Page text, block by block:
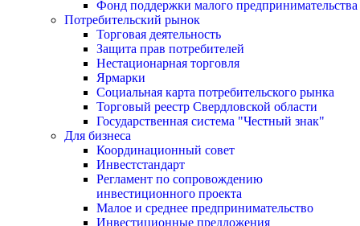
Фонд поддержки малого предпринимательства
Потребительский рынок
Торговая деятельность
Защита прав потребителей
Нестационарная торговля
Ярмарки
Социальная карта потребительского рынка
Торговый реестр Свердловской области
Государственная система "Честный знак"
Для бизнеса
Координационный совет
Инвестстандарт
Регламент по сопровождению
инвестиционного проекта
Малое и среднее предпринимательство
Инвестиционные предложения